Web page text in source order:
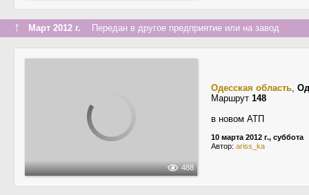
↑ Март 2012 г. Передан в другое предприятие или на завод
488
Одесская область,
Маршрут 148
в новом АТП
10 марта 2012 г., суббота
Автор: ariss_ka